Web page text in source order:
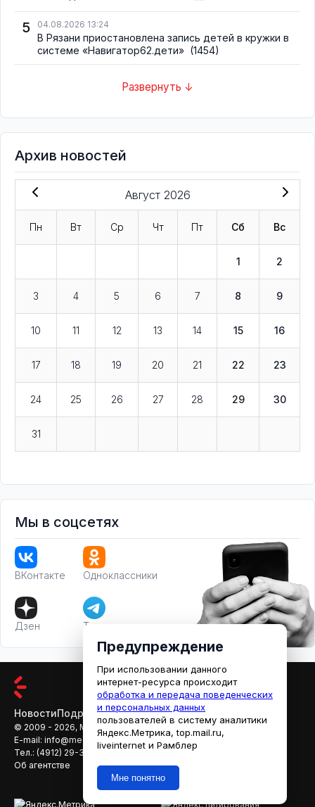
5 04.08.2026 13:24
В Рязани приостановлена запись детей в кружки в
системе «Навигатор62.дети» (1454)
Развернуть ↓
Архив новостей
Август 2026
Пн Вт Ср Чт Пт Сб Вс
1 2
3 4 5 6 7 8 9
10 11 12 13 14 15 16
17 18 19 20 21 22 23
24 25 26 27 28 29 30
31
Мы в соцсетях
ВКонтакте Одноклассники
Дзен Телеграм
НовостиПодробностиАфишаКино
© 2009 - 2026, МЕДИАРЯЗАНЬ
E-mail: info@mediaryazan.ru,reklama@mediaryazan.ru
Тел.: (4912) 29-33-66
Об агентстве
Предупреждение
При использовании данного
интернет-ресурса происходит
обработка и передача поведенческих
и персональных данных
пользователей в систему аналитики
Яндекс.Метрика, top.mail.ru,
liveinternet и Рамблер
Мне понятно